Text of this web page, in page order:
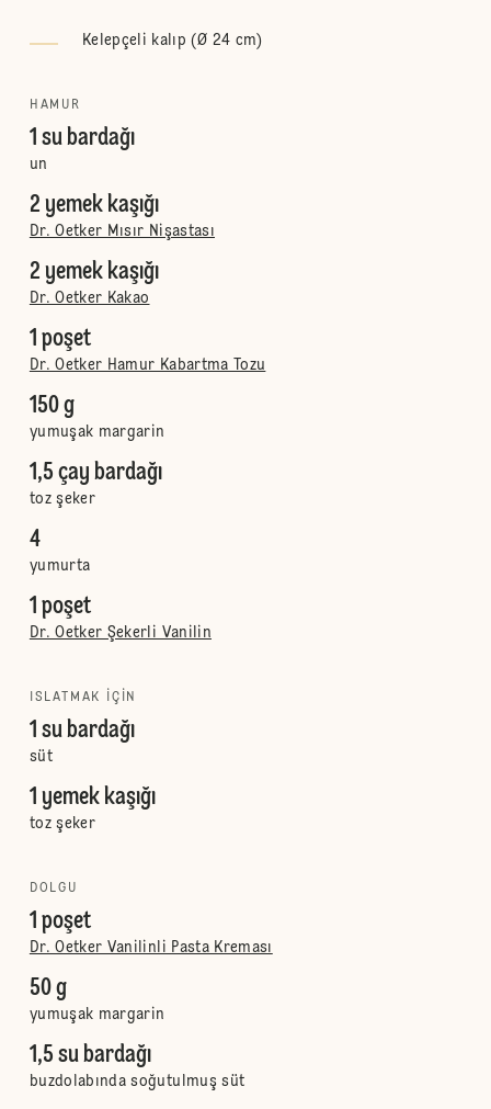
Kelepçeli kalıp (Ø 24 cm)
HAMUR
1 su bardağı
un
2 yemek kaşığı
Dr. Oetker Mısır Nişastası
2 yemek kaşığı
Dr. Oetker Kakao
1 poşet
Dr. Oetker Hamur Kabartma Tozu
150 g
yumuşak margarin
1,5 çay bardağı
toz şeker
4
yumurta
1 poşet
Dr. Oetker Şekerli Vanilin
ISLATMAK IÇIN
1 su bardağı
süt
1 yemek kaşığı
toz şeker
DOLGU
1 poşet
Dr. Oetker Vanilinli Pasta Kreması
50 g
yumuşak margarin
1,5 su bardağı
buzdolabında soğutulmuş süt